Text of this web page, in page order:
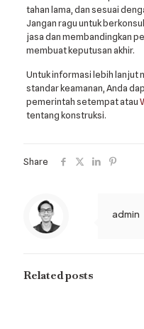
tahan lama, dan sesuai
Jangan ragu untuk
jasa dan membandingkan
membuat keputusan akhir.
Untuk informasi lebih lanjut
standar keamanan, Anda
pemerintah setempat atau
tentang konstruksi.
Share
admin
Related posts